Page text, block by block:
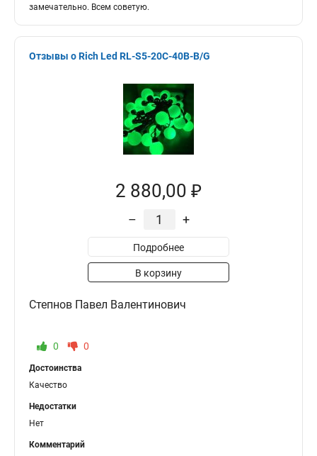
замечательно. Всем советую.
Отзывы о Rich Led RL-S5-20C-40B-B/G
2 880,00 ₽
– +
Подробнее
В корзину
Степнов Павел Валентинович
0 0
Достоинства
Качество
Недостатки
Нет
Комментарий